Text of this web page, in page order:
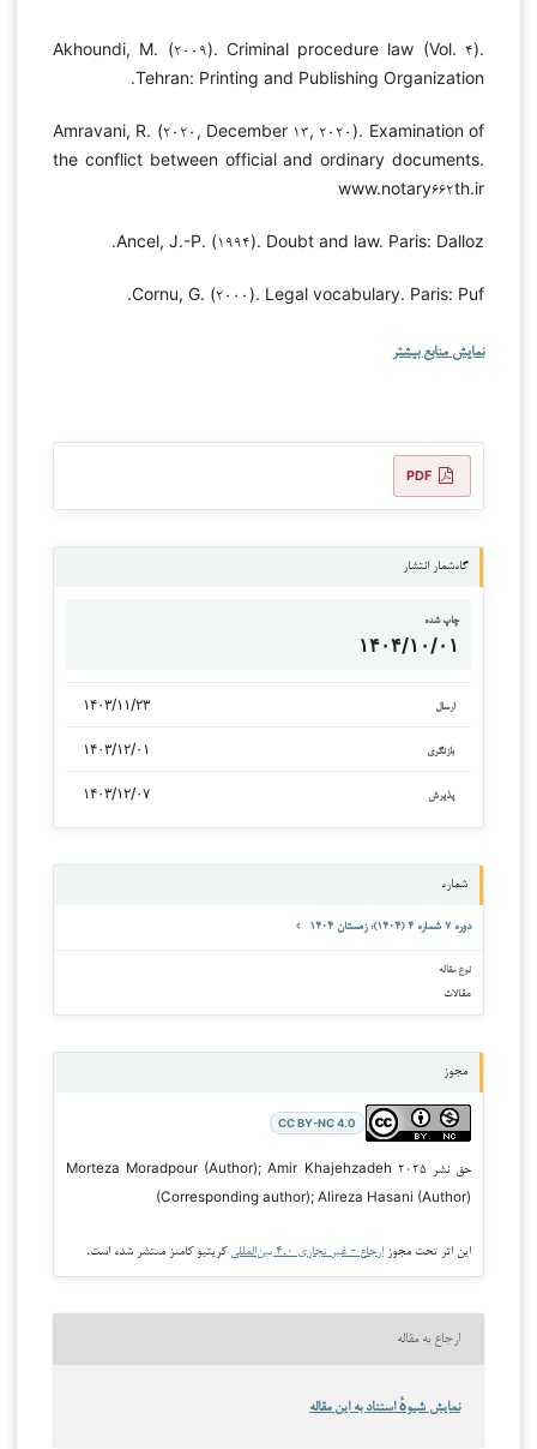
Akhoundi, M. (۲۰۰۹). Criminal procedure law (Vol. ۴).
Tehran: Printing and Publishing Organization.
Amravani, R. (۲۰۲۰, December ۱۳, ۲۰۲۰). Examination of
the conflict between official and ordinary documents.
www.notary۶۶۲th.ir
Ancel, J.-P. (۱۹۹۴). Doubt and law. Paris: Dalloz.
Cornu, G. (۲۰۰۰). Legal vocabulary. Paris: Puf.
نمایش منابع بیشتر
PDF
گاه‌شمار انتشار
چاپ شده
۱۴۰۴/۱۰/۰۱
ارسال ۱۴۰۳/۱۱/۲۳
بازنگری ۱۴۰۳/۱۲/۰۱
پذیرش ۱۴۰۳/۱۲/۰۷
شماره
دوره ۷ شماره ۴ (۱۴۰۴): زمستان ۱۴۰۴
نوع مقاله
مقالات
مجوز
CC BY-NC 4.0
حق نشر ۲۰۲۵ Morteza Moradpour (Author); Amir Khajehzadeh
(Corresponding author); Alireza Hasani (Author)
این اثر تحت مجوز ارجاع - غیر تجاری ۴.۰ بین‌المللی کریتیو کامنز منتشر شده است.
ارجاع به مقاله
نمایش شیوهٔ استناد به این مقاله